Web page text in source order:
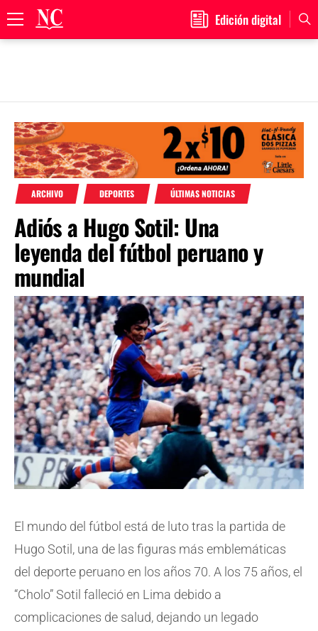
content
Edición digital
ARCHIVO DEPORTES ÚLTIMAS NOTICIAS
Adiós a Hugo Sotil: Una
leyenda del fútbol peruano y
mundial
El mundo del fútbol está de luto tras la partida de
Hugo Sotil, una de las figuras más emblemáticas
del deporte peruano en los años 70. A los 75 años, el
“Cholo” Sotil falleció en Lima debido a
complicaciones de salud, dejando un legado